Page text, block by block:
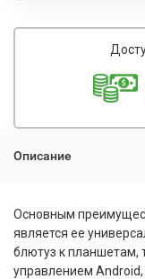
Описание
Основным
является ее
блютуз к планшетам,
управлением